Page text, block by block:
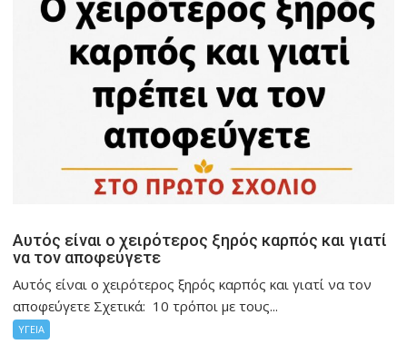
Αυτός είναι ο χειρότερος ξηρός καρπός και γιατί
να τον αποφεύγετε
Αυτός είναι ο χειρότερος ξηρός καρπός και γιατί να τον
αποφεύγετε Σχετικά: 10 τρόποι με τους...
ΥΓΕΙΑ